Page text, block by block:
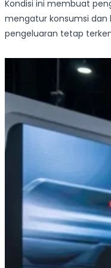
Kondisi ini membuat
mengatur konsumsi dan
pengeluaran tetap